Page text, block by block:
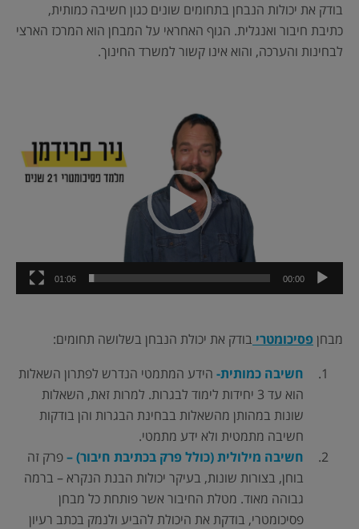
בודק את יכולות הנבחן בתחומים שונים כגון חשיבה כמותית,
כתיבת חיבור ואנגלית. הגוף האחראי על המבחן הוא המרכז הארצי
לבחינות והערכה, והוא אינו קשור למשרד החינוך.
00:00
01:06
מבחן פסיכומטרי בודק את יכולת הנבחן בשלושה תחומים:
חשיבה כמותית- הידע המתמטי הנדרש לפתרון השאלות
הוא עד 3 יחידות לימוד לבגרות. למרות זאת, השאלות
שונות במהותן מהשאלות בבחינת הבגרות והן בודקות
חשיבה מתמטית ולא ידע מתמטי.
חשיבה מילולית (כולל פרק בכתיבת חיבור) –פרק זה
בוחן, בצורות שונות, בעיקר יכולות הבנת הנקרא – ברמה
גבוהה מאוד. מטלת החיבור אשר פותחת כל מבחן
פסיכומטרי, בודקת את היכולת להביע ולנמק בכתב רעיון